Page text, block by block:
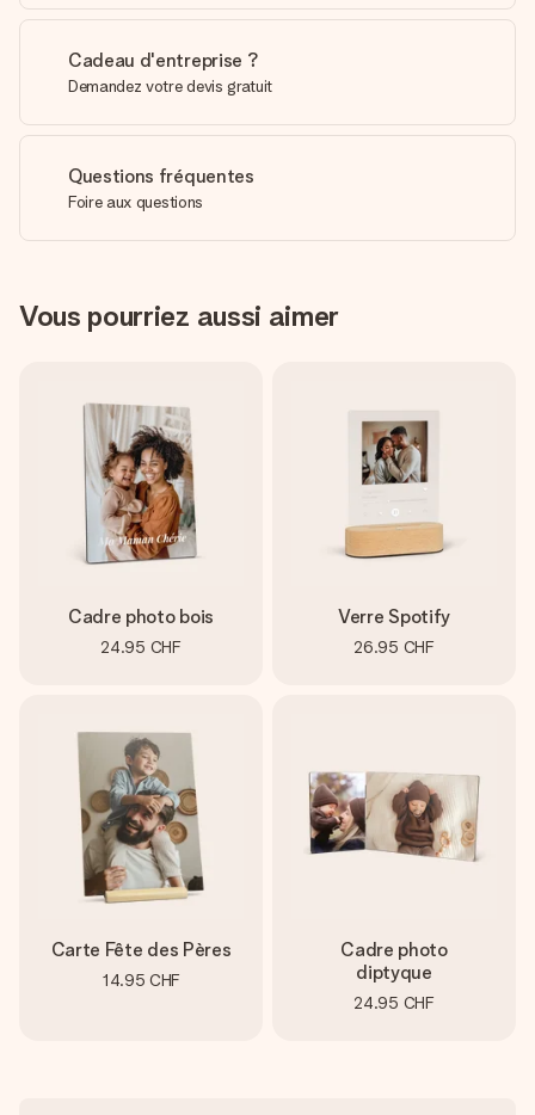
Cadeau d'entreprise ?
Demandez votre devis gratuit
Questions fréquentes
Foire aux questions
Vous pourriez aussi aimer
Cadre photo bois
24.95 CHF
Verre Spotify
26.95 CHF
Carte Fête des Pères
14.95 CHF
Cadre photo
diptyque
24.95 CHF